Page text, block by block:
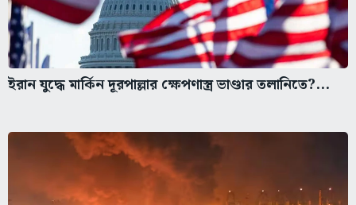
ইরান যুদ্ধে মার্কিন দূরপাল্লার ক্ষেপণাস্ত্র ভাণ্ডার তলানিতে?...